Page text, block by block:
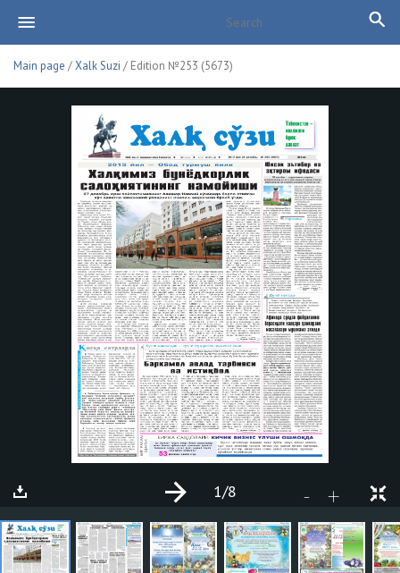
Main page /Xalk Suzi / Edition №253 (5673)
- +
1/8
ARTICLES